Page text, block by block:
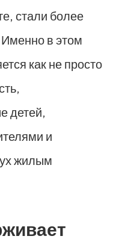
стали более
в этом
как не просто
детей,
и
жилым